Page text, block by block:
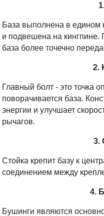
База выполнена в едином
и подвешена на кингпине.
база более точечно
2.
Главный болт - это точка
поворачивается база.
энергии и улучшает
рычагов.
3.
Стойка крепит базу к
соединением между
4.
Бушинги являются